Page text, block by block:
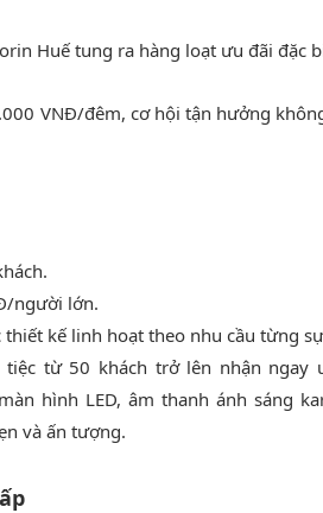
Huế tung ra hàng loạt ưu đãi đặc
VNĐ/đêm, cơ hội tận hưởng
người lớn.
kế linh hoạt theo nhu cầu từng
từ 50 khách trở lên nhận ngay
hình LED, âm thanh ánh sáng
và ấn tượng.